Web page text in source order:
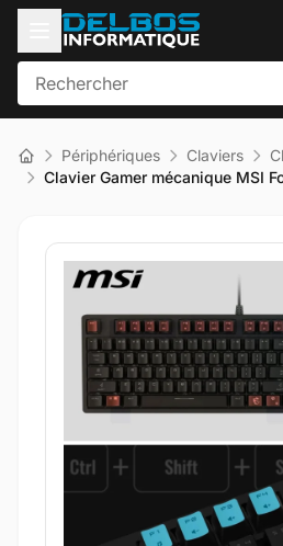
Périphériques Claviers
Clavier Gamer mécanique MSI